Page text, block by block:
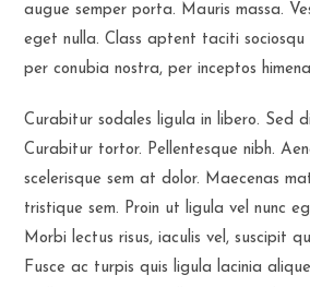
augue semper porta. Mauris massa.
eget nulla. Class aptent taciti
per conubia nostra, per inceptos
Curabitur sodales ligula in libero. Sed
Curabitur tortor. Pellentesque nibh.
scelerisque sem at dolor. Maecenas
tristique sem. Proin ut ligula vel nunc
Morbi lectus risus, iaculis vel, suscipit
Fusce ac turpis quis ligula lacinia